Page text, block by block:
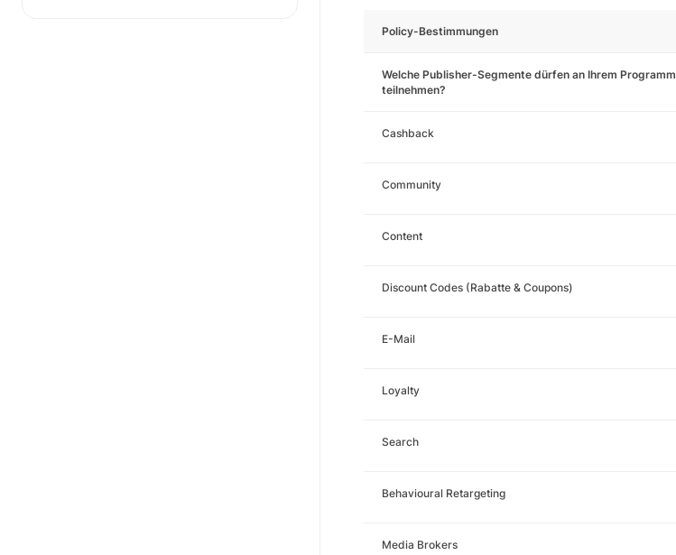
Policy-Bestimmungen
Welche Publisher-Segmente dürfen an Ihrem Programm
teilnehmen?
Cashback
Community
Content
Discount Codes (Rabatte & Coupons)
E-Mail
Loyalty
Search
Behavioural Retargeting
Media Brokers